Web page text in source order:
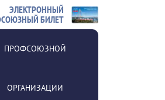
ЭЛЕКТРОННЫЙ
БИЛЕТ
ПРОФСОЮЗНОЙ
ОРГАНИЗАЦИИ